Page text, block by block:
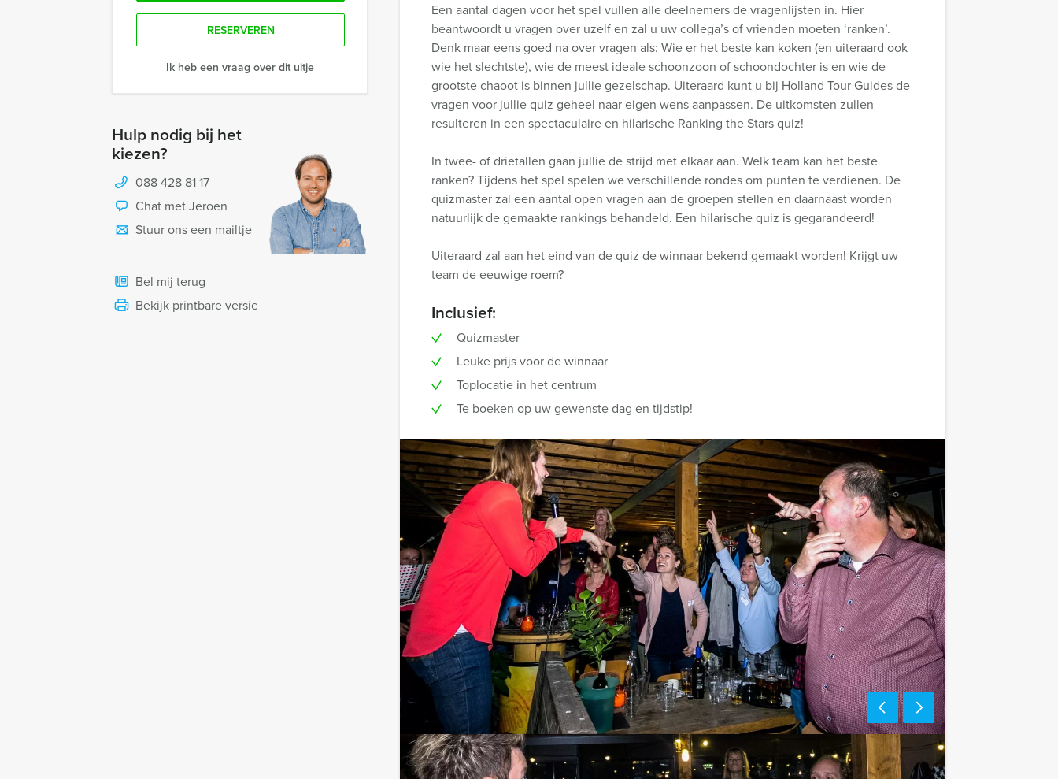
RESERVEREN
Ik heb een vraag over dit uitje
Hulp nodig bij het
kiezen?
088 428 81 17
Chat met Jeroen
Stuur ons een mailtje
Bel mij terug
Bekijk printbare versie
Een aantal dagen voor het spel vullen alle deelnemers de vragenlijsten in. Hier
beantwoordt u vragen over uzelf en zal u uw collega’s of vrienden moeten ‘ranken’.
Denk maar eens goed na over vragen als: Wie er het beste kan koken (en uiteraard ook
wie het slechtste), wie de meest ideale schoonzoon of schoondochter is en wie de
grootste chaoot is binnen jullie gezelschap. Uiteraard kunt u bij Holland Tour Guides de
vragen voor jullie quiz geheel naar eigen wens aanpassen. De uitkomsten zullen
resulteren in een spectaculaire en hilarische Ranking the Stars quiz!
In twee- of drietallen gaan jullie de strijd met elkaar aan. Welk team kan het beste
ranken? Tijdens het spel spelen we verschillende rondes om punten te verdienen. De
quizmaster zal een aantal open vragen aan de groepen stellen en daarnaast worden
natuurlijk de gemaakte rankings behandeld. Een hilarische quiz is gegarandeerd!
Uiteraard zal aan het eind van de quiz de winnaar bekend gemaakt worden! Krijgt uw
team de eeuwige roem?
Inclusief:
Quizmaster
Leuke prijs voor de winnaar
Toplocatie in het centrum
Te boeken op uw gewenste dag en tijdstip!